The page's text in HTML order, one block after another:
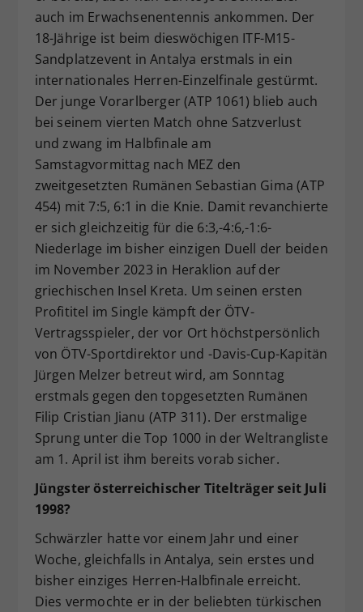
auch im Erwachsenentennis ankommen. Der
18-Jährige ist beim dieswöchigen ITF-M15-
Sandplatzevent in Antalya erstmals in ein
internationales Herren-Einzelfinale gestürmt.
Der junge Vorarlberger (ATP 1061) blieb auch
bei seinem vierten Match ohne Satzverlust
und zwang im Halbfinale am
Samstagvormittag nach MEZ den
zweitgesetzten Rumänen Sebastian Gima (ATP
454) mit 7:5, 6:1 in die Knie. Damit revanchierte
er sich gleichzeitig für die 6:3,-4:6,-1:6-
Niederlage im bisher einzigen Duell der beiden
im November 2023 in Heraklion auf der
griechischen Insel Kreta. Um seinen ersten
Profititel im Single kämpft der ÖTV-
Vertragsspieler, der vor Ort höchstpersönlich
von ÖTV-Sportdirektor und -Davis-Cup-Kapitän
Jürgen Melzer betreut wird, am Sonntag
erstmals gegen den topgesetzten Rumänen
Filip Cristian Jianu (ATP 311). Der erstmalige
Sprung unter die Top 1000 in der Weltrangliste
am 1. April ist ihm bereits vorab sicher.
Jüngster österreichischer Titelträger seit Juli
1998?
Schwärzler hatte vor einem Jahr und einer
Woche, gleichfalls in Antalya, sein erstes und
bisher einziges Herren-Halbfinale erreicht.
Dies vermochte er in der beliebten türkischen
Zweck
Dieser Wert speichert Ihre Consent-
Einstellungen. Unter anderem eine
zufällig generierte ID, für die
historische Speicherung Ihrer
vorgenommen Einstellungen, falls der
Webseiten-Betreiber dies eingestellt
hat.